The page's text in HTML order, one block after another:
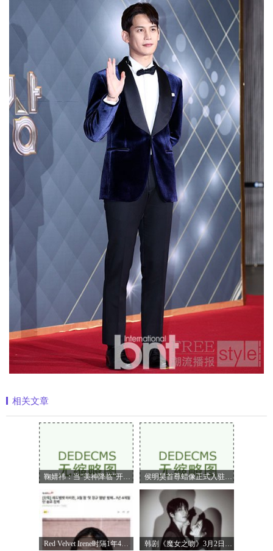
相关文章
鞠婧祎：当“美神降临”开始定义嗅觉美 侯明昊首尊蜡像正式入驻上海杜莎夫人蜡
Red Velvet Irene时隔1年4个月携正规专辑回归 韩剧《魔女之吻》3月2日首播 朴敏英魏嘏